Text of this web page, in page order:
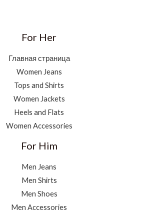
For Her
Главная страница
Women Jeans
Tops and Shirts
Women Jackets
Heels and Flats
Women Accessories
For Him
Men Jeans
Men Shirts
Men Shoes
Men Accessories